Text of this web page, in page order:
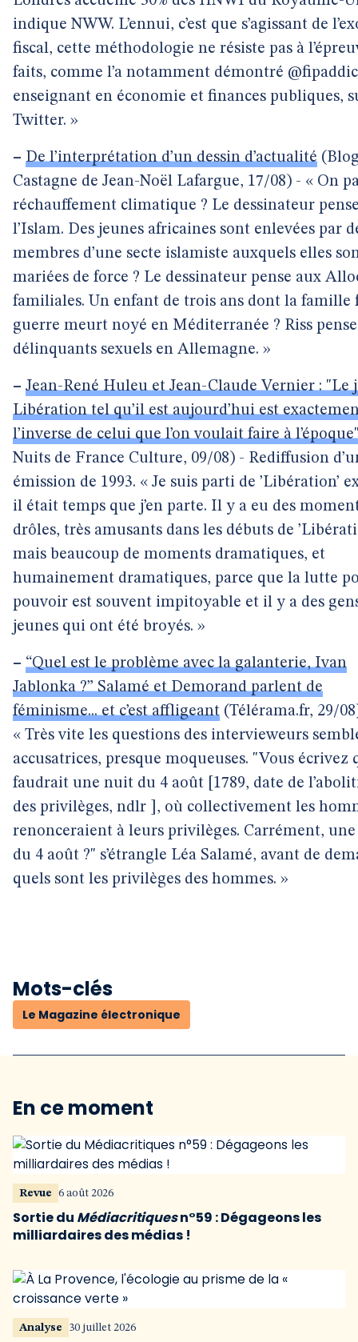
indique NWW. L’ennui, c’est que s’agissant de
fiscal, cette méthodologie ne résiste pas à
faits, comme l’a notamment démontré
enseignant en économie et finances publiques,
Twitter. »
– De l’interprétation d’un dessin d’actualité
Castagne de Jean-Noël Lafargue, 17/08) - « On
réchauffement climatique ? Le dessinateur
l’Islam. Des jeunes africaines sont enlevées par
membres d’une secte islamiste auxquels elles
mariées de force ? Le dessinateur pense aux
familiales. Un enfant de trois ans dont la famille
guerre meurt noyé en Méditerranée ? Riss
délinquants sexuels en Allemagne. »
– Jean-René Huleu et Jean-Claude Vernier : "Le
Libération tel qu’il est aujourd’hui est
l’inverse de celui que l’on voulait faire à
Nuits de France Culture, 09/08) - Rediffusion
émission de 1993. « Je suis parti de ’Libération’
il était temps que j’en parte. Il y a eu des
drôles, très amusants dans les débuts de
mais beaucoup de moments dramatiques, et
humainement dramatiques, parce que la lutte
pouvoir est souvent impitoyable et il y a des
jeunes qui ont été broyés. »
– “Quel est le problème avec la galanterie, Ivan
Jablonka ?” Salamé et Demorand parlent de
féminisme... et c’est affligeant (Télérama.fr, 29/
« Très vite les questions des intervieweurs
accusatrices, presque moqueuses. "Vous écrivez
faudrait une nuit du 4 août [1789, date de
des privilèges, ndlr ], où collectivement les
renonceraient à leurs privilèges. Carrément,
du 4 août ?" s’étrangle Léa Salamé, avant de
quels sont les privilèges des hommes. »
Mots-clés
Le Magazine électronique
En ce moment
Revue 6 août 2026
Sortie du Médiacritiquesn°59 : Dégageons les
milliardaires des médias !
Analyse 30 juillet 2026